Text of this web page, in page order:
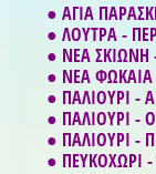
● ΑΓΙΑ
● ΛΟΥΤΡΑ -
● ΝΕΑ
● ΝΕΑ ΦΩΚΑΙΑ
● ΠΑΛΙΟΥΡΙ -
● ΠΑΛΙΟΥΡΙ -
● ΠΑΛΙΟΥΡΙ -
● ΠΕΥΚΟΧΩΡΙ